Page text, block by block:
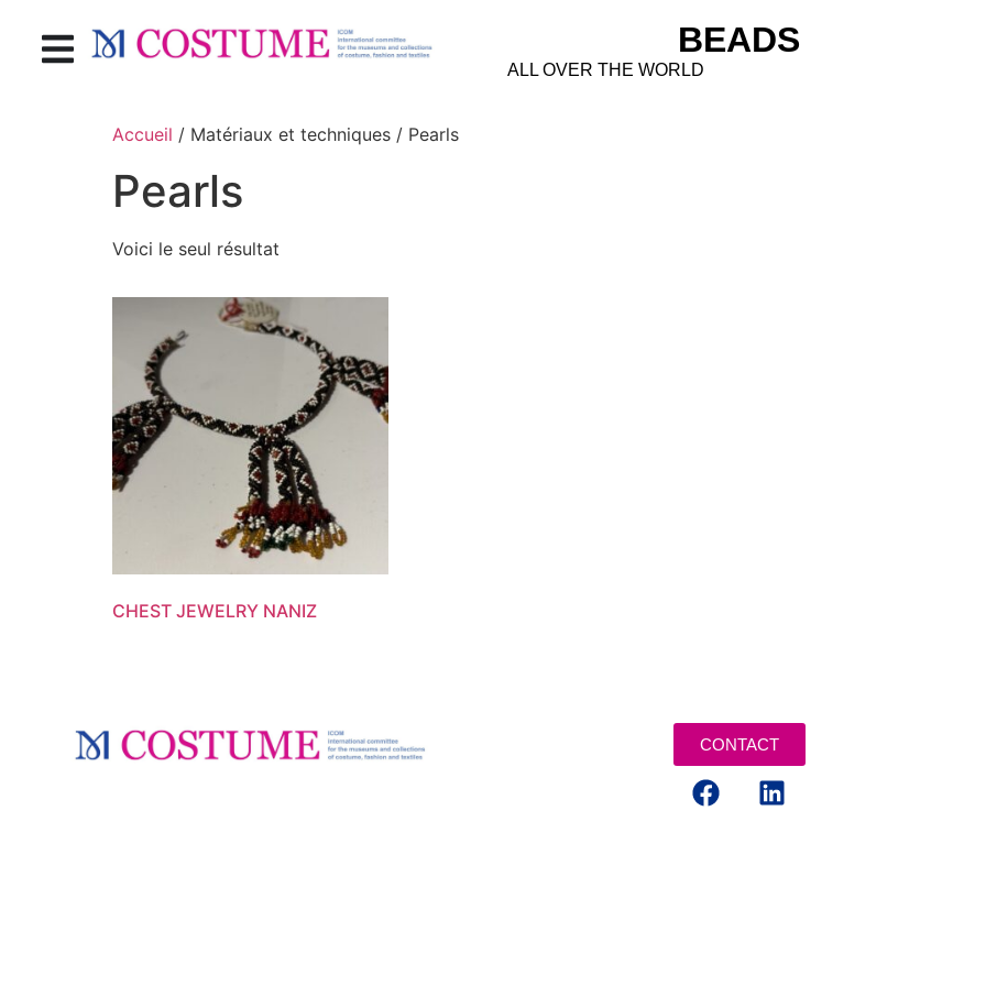
BEADS
ALL OVER THE WORLD
Accueil / Matériaux et techniques / Pearls
Pearls
Voici le seul résultat
CHEST JEWELRY NANIZ
CONTACT